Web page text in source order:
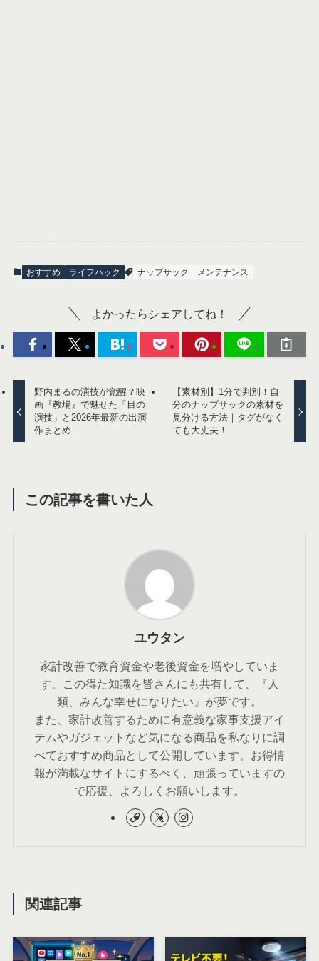
おすすめ ライフハック ナップサック メンテナンス
よかったらシェアしてね！
野内まるの演技が覚醒？映
画『教場』で魅せた「目の
演技」と2026年最新の出演
作まとめ
【素材別】1分で判別！自
分のナップサックの素材を
見分ける方法｜タグがなく
ても大丈夫！
この記事を書いた人
ユウタン
家計改善で教育資金や老後資金を増やしていま
す。この得た知識を皆さんにも共有して、『人
類、みんな幸せになりたい』が夢です。
また、家計改善するために有意義な家事支援アイ
テムやガジェットなど気になる商品を私なりに調
べておすすめ商品として公開しています。お得情
報が満載なサイトにするべく、頑張っていますの
で応援、よろしくお願いします。
関連記事